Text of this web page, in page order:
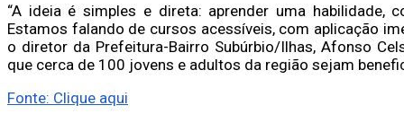
“A ideia é simples e direta: aprender uma
Estamos falando de cursos acessíveis, com aplicação
o diretor da Prefeitura-Bairro Subúrbio/Ilhas, Afonso
que cerca de 100 jovens e adultos da região sejam
Fonte: Clique aqui